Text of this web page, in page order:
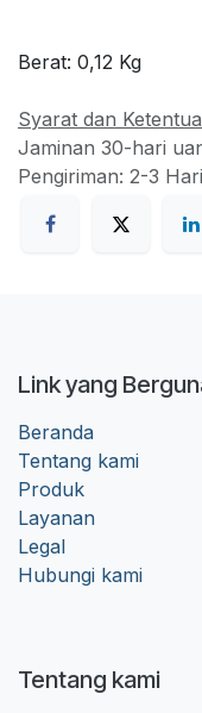
Berat: 0,12 Kg
Syarat dan
Jaminan 30-hari
Pengiriman: 2-3
Link yang
Beranda
Tentang kami
Produk
Layanan
Legal
Hubungi kami
Tentang kami